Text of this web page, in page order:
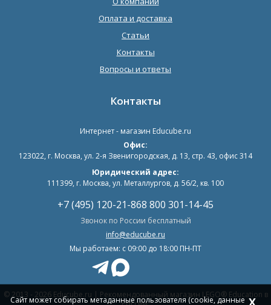
Оплата и доставка
Статьи
Контакты
Вопросы и ответы
Контакты
Интернет - магазин Educube.ru
Офис:
123022, г. Москва, ул. 2-я Звенигородская, д. 13, стр. 43, офис 314
Юридический адрес:
111399, г. Москва, ул. Металлургов, д. 56/2, кв. 100
+7 (495) 120-21-868 800 301-14-45
Звонок по России бесплатный
info@educube.ru
Мы работаем: c 09:00 до 18:00 ПН-ПТ
© 2013 - 2026 Educube.ru | Рекомендованный магазин LEGO® Education в
X
Сайт может собирать метаданные пользователя (cookie, данные